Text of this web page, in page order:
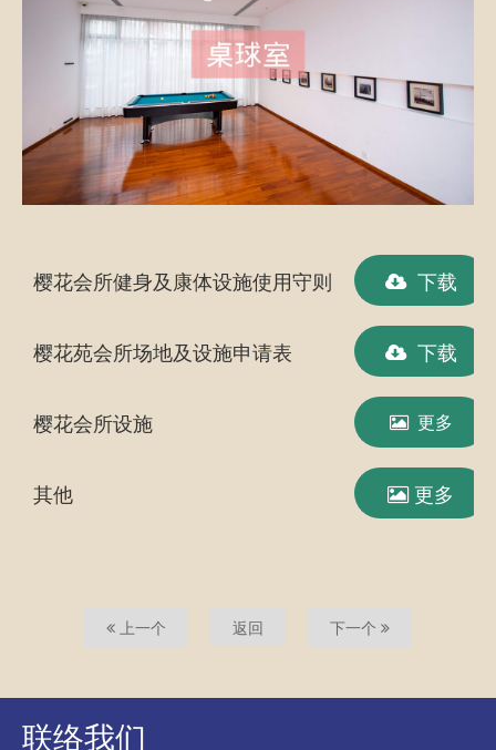
樱花会所健身及康体设施使用守则 下载
樱花苑会所场地及设施申请表 下载
樱花会所设施 更多
其他 更多
上一个 返回 下一个
联络我们